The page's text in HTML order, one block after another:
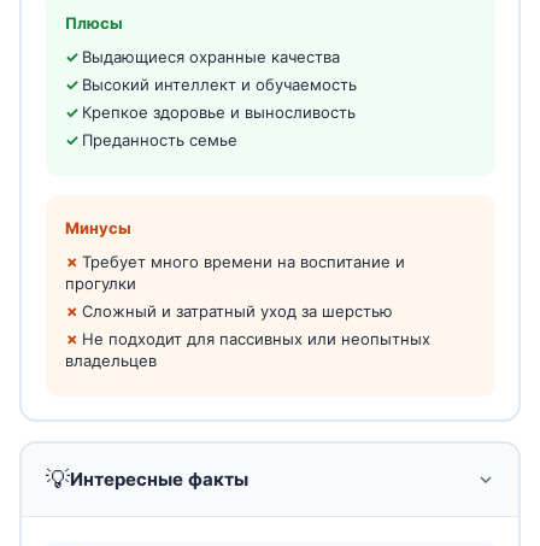
Плюсы
Выдающиеся охранные качества
Высокий интеллект и обучаемость
Крепкое здоровье и выносливость
Преданность семье
Минусы
Требует много времени на воспитание и
прогулки
Сложный и затратный уход за шерстью
Не подходит для пассивных или неопытных
владельцев
💡Интересные факты